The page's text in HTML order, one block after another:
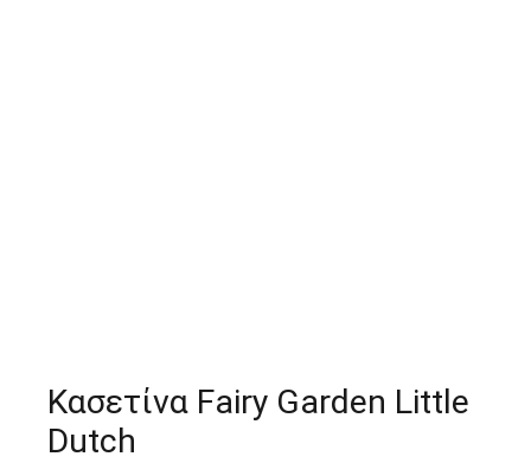
Κασετίνα Fairy Garden Little
Dutch